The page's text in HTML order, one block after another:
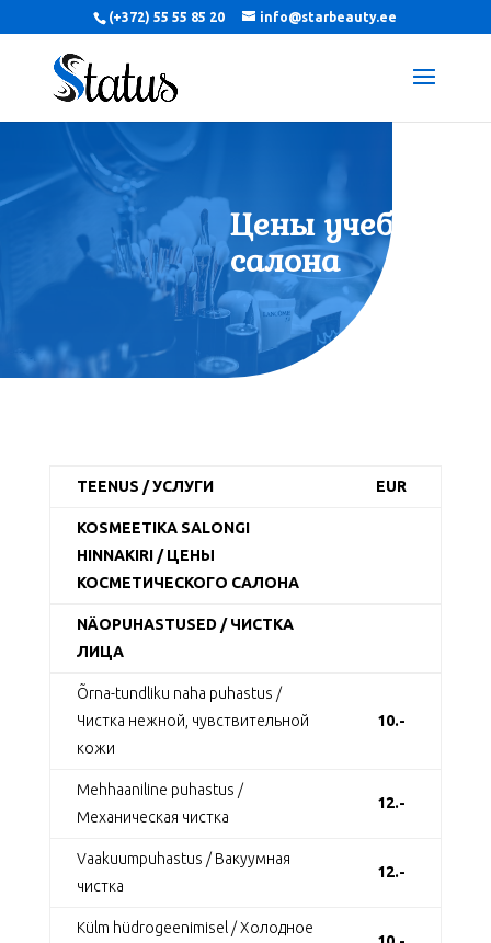
(+372) 55 55 85 20 info@starbeauty.ee
Цены учебного
салона
TEENUS / УСЛУГИ EUR
KOSMEETIKA SALONGI
HINNAKIRI / ЦЕНЫ
КОСМЕТИЧЕСКОГО САЛОНА
NÄOPUHASTUSED / ЧИСТКА
ЛИЦА
Õrna-tundliku naha puhastus /
Чистка нежной, чувствительной
кожи
10.-
Mehhaaniline puhastus /
Механическая чистка
12.-
Vaakuumpuhastus / Вакуумная
чистка
12.-
Кülm hüdrogeenimisel / Холодное